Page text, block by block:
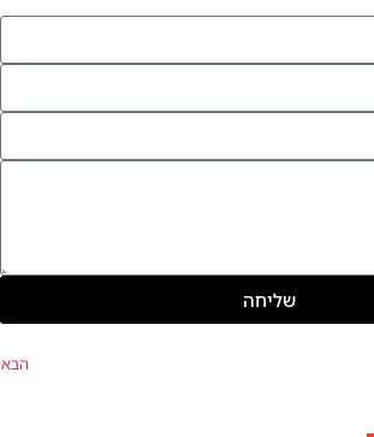
שליחה
הבא